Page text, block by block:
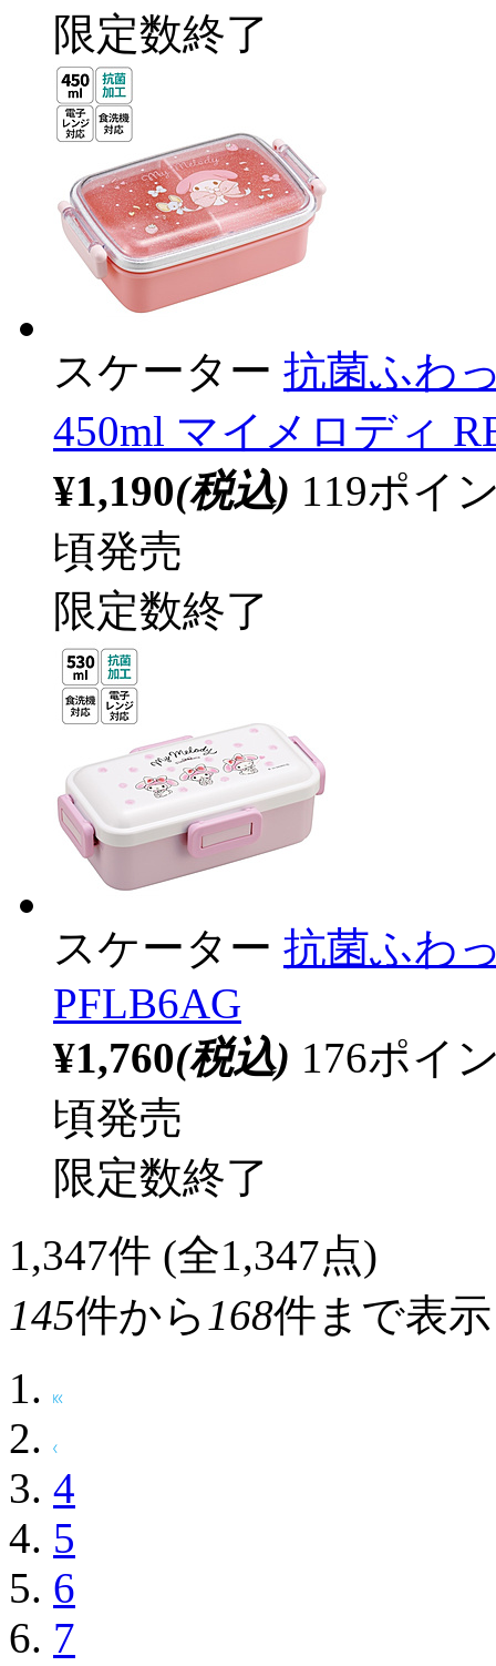
限定数終了
スケーター 抗菌ふわ
450ml マイメロディ
¥1,190(税込) 119ポイ
頃発売
限定数終了
スケーター 抗菌ふわ
PFLB6AG
¥1,760(税込) 176ポイ
頃発売
限定数終了
1,347件 (全1,347点)
145件から 168件まで表示
4
5
6
7